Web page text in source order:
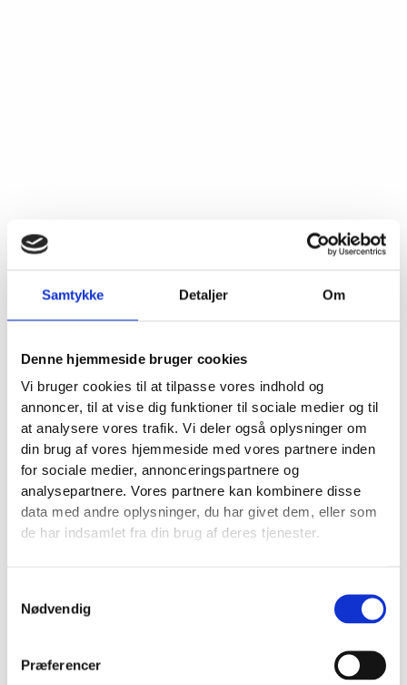
Samtykke Detaljer Om
Denne hjemmeside bruger cookies
Vi bruger cookies til at tilpasse vores indhold og
annoncer, til at vise dig funktioner til sociale medier og til
at analysere vores trafik. Vi deler også oplysninger om
din brug af vores hjemmeside med vores partnere inden
for sociale medier, annonceringspartnere og
analysepartnere. Vores partnere kan kombinere disse
data med andre oplysninger, du har givet dem, eller som
de har indsamlet fra din brug af deres tjenester.
Nødvendig
Præferencer
SE OPSKRIFTEN